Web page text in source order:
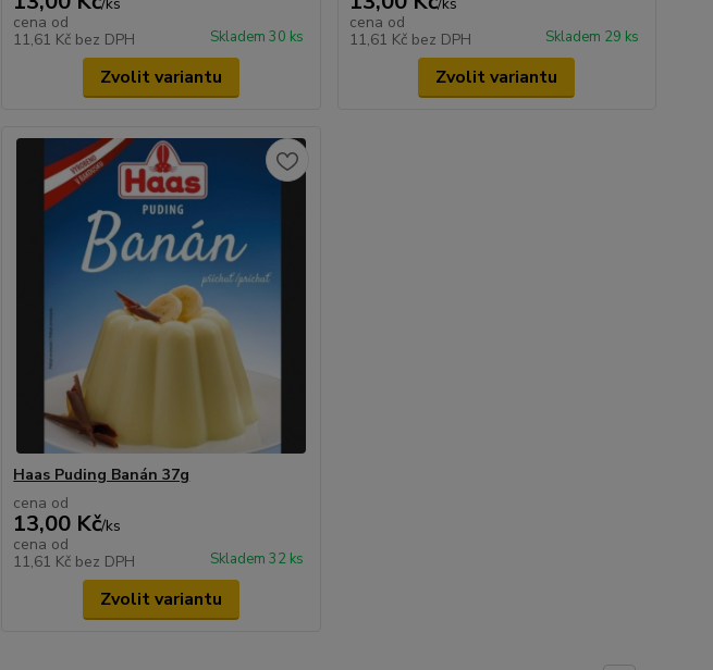
cena od
11,61 Kč bez DPH Skladem 30 ks
Zvolit variantu
cena od
11,61 Kč bez DPH Skladem 29 ks
Zvolit variantu
Haas Puding Banán 37g
cena od
13,00 Kč/ks
cena od
11,61 Kč bez DPH Skladem 32 ks
Zvolit variantu